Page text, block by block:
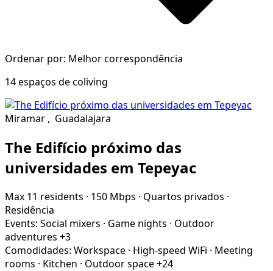
Ordenar por: Melhor correspondência
14 espaços de coliving
Miramar , Guadalajara
The Edifício próximo das
universidades em Tepeyac
Max 11 residents · 150 Mbps · Quartos privados ·
Residência
Events: Social mixers · Game nights · Outdoor
adventures +3
Comodidades: Workspace · High-speed WiFi · Meeting
rooms · Kitchen · Outdoor space+24